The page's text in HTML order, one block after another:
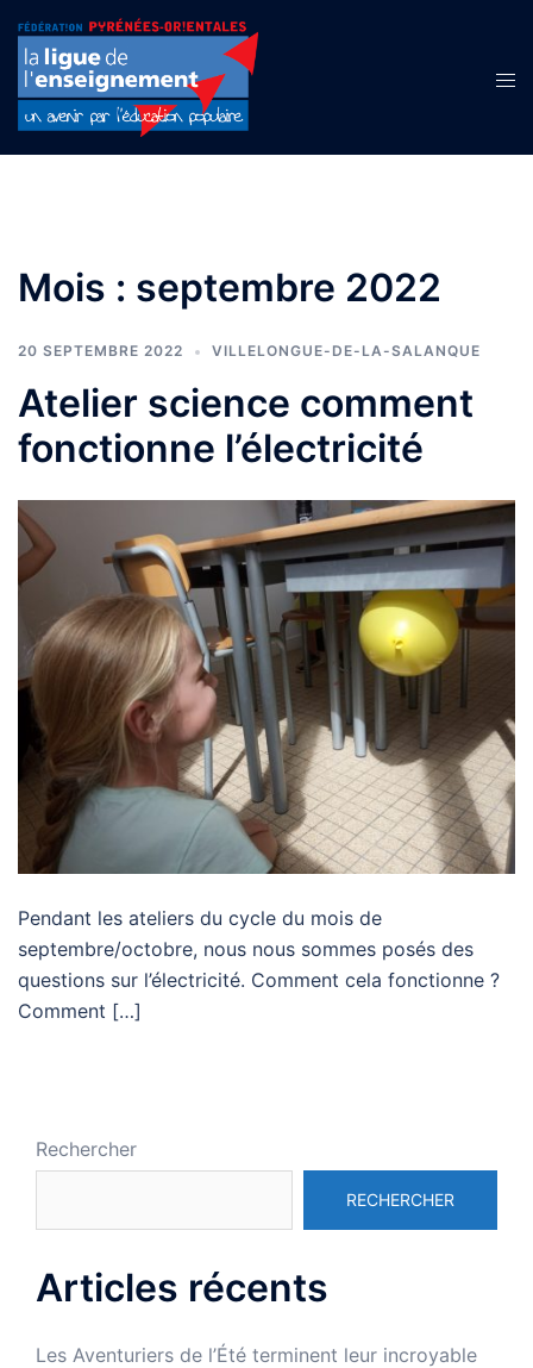
contenu
Mois : septembre 2022
20 SEPTEMBRE 2022 VILLELONGUE-DE-LA-SALANQUE
Atelier science comment
fonctionne l’électricité
Pendant les ateliers du cycle du mois de
septembre/octobre, nous nous sommes posés des
questions sur l’électricité. Comment cela fonctionne ?
Comment […]
Rechercher
RECHERCHER
Articles récents
Les Aventuriers de l’Été terminent leur incroyable